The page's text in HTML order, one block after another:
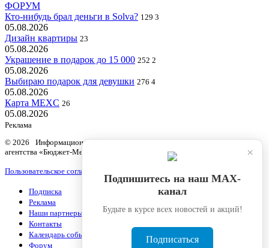
ФОРУМ
Кто-нибудь брал деньги в Solva? 129 3
05.08.2026
Дизайн квартиры 23
05.08.2026
Украшение в подарок до 15 000 252 2
05.08.2026
Выбираю подарок для девушки 276 4
05.08.2026
Карта MEXC 26
05.08.2026
Реклама
© 2026 Информационный продукт «Бюджетный учет» информационного
агентства «Бюджет-Медиа»
Пользовательское соглашение
Подписка
Реклама
Наши партнеры
Контакты
Календарь событий
Форум
×
Подпишитесь на наш МАХ-
канал
Будьте в курсе всех новостей и акций!
Подписаться